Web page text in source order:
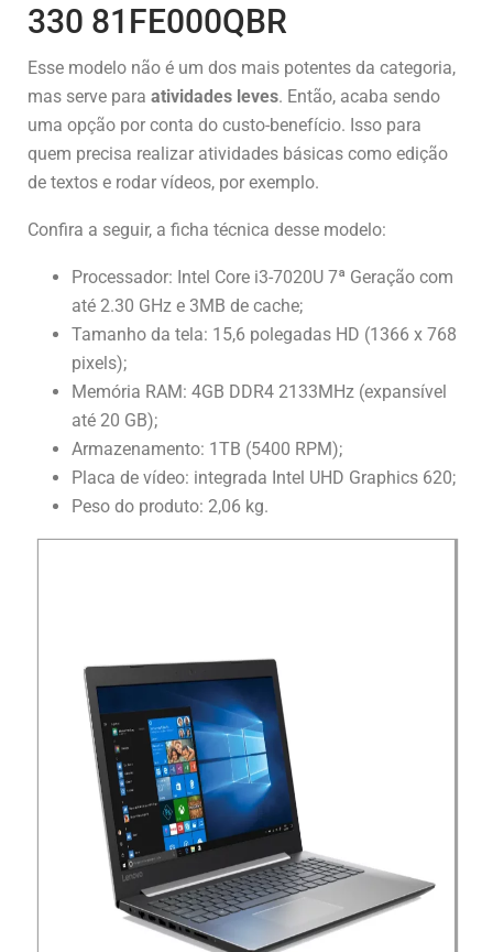
330 81FE000QBR
Esse modelo não é um dos mais potentes da categoria,
mas serve para atividades leves. Então, acaba sendo
uma opção por conta do custo-benefício. Isso para
quem precisa realizar atividades básicas como edição
de textos e rodar vídeos, por exemplo.
Confira a seguir, a ficha técnica desse modelo:
Processador: Intel Core i3-7020U 7ª Geração com
até 2.30 GHz e 3MB de cache;
Tamanho da tela: 15,6 polegadas HD (1366 x 768
pixels);
Memória RAM: 4GB DDR4 2133MHz (expansível
até 20 GB);
Armazenamento: 1TB (5400 RPM);
Placa de vídeo: integrada Intel UHD Graphics 620;
Peso do produto: 2,06 kg.